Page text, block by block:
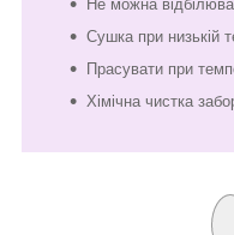
Не можна
Сушка при низькій
Прасувати при
Хімічна чистка